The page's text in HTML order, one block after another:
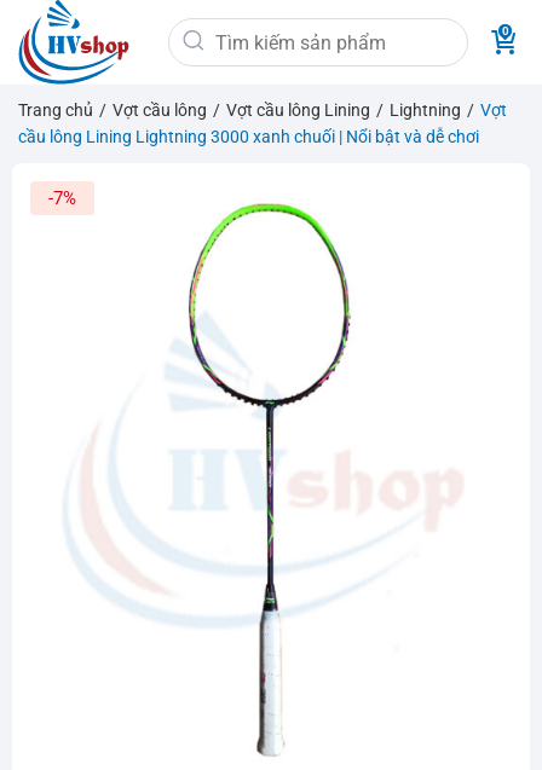
qua
nội
dung
Tìm
kiếm:
Trang chủ / Vợt cầu lông / Vợt cầu lông Lining / Lightning / Vợt
cầu lông Lining Lightning 3000 xanh chuối | Nổi bật và dễ chơi
-7%